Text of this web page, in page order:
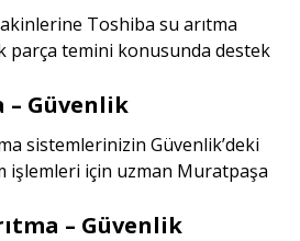
Toshiba su arıtma
parça temini konusunda destek
– Güvenlik
sistemlerinizin Güvenlik’deki
işlemleri için uzman Muratpaşa
– Güvenlik